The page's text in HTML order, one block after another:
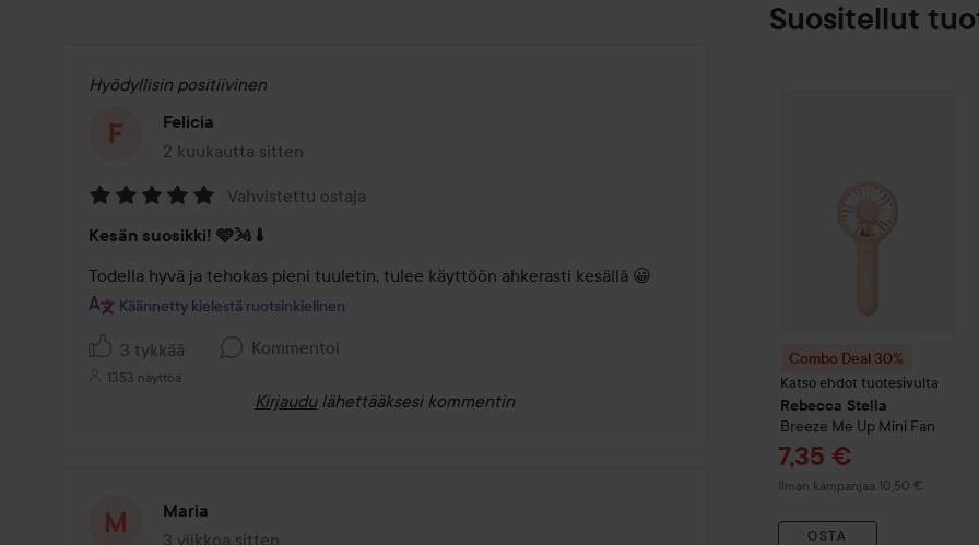
Hyödyllisin positiivinen
Felicia
2 kuukautta sitten
Viesti luotiin 2 kuukautta sitten
5
/
5
Vahvistettu ostaja
Kesän suosikki! 🩵🌬🌡
Todella hyvä ja tehokas pieni tuuletin, tulee käyttöön ahkerasti kesällä 😀
Käännetty kielestä ruotsinkielinen
3 tykkää Kommentoi
1353 näyttöä
Kirjaudu lähettääksesi kommentin
Maria
3 viikkoa sitten
Viesti luotiin 3 viikkoa sitten
Suositellut
Combo Deal 30%
Katso ehdot tuotesivulta
Rebecca Stella
Breeze Me Up Mini Fan
Tarjoushinta
7,35 €
Ilman kampanjaa 10,50 €
OSTA